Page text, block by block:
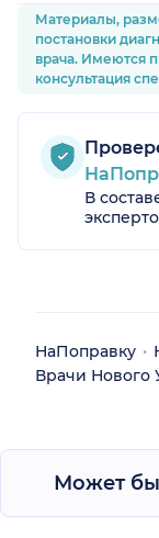
Материалы,
постановки
врача. Имеются
консультация
В
НаПоправку
Врачи Нового
Может